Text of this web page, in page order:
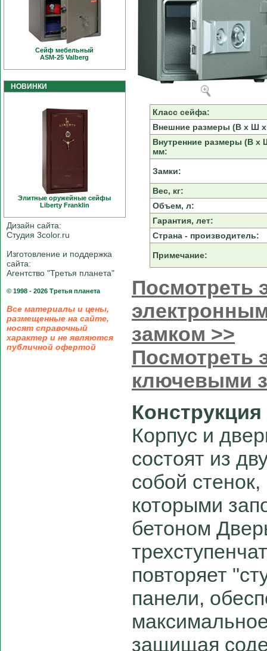
Сейф мебельный
ASM-25 Valberg
НОВИНКИ
Элитные оружейные сейфы
Liberty Franklin
Дизайн сайта:
Студия 3color.ru
Изготовление и поддержка
сайта:
Агентство "Третья планета"
© 1998 - 2026 Третья планета
Все материалы и цены,
размещенные на сайте,
носят справочный
характер и не являются
публичной офертой
Класс сейфа:
Внешние размеры (В х Ш
Внутренние размеры (В х
мм:
Замки:
Вес, кг:
Объем, л:
Гарантия, лет:
Страна - производитель:
Примечание:
Посмотреть
замком >>
Посмотреть
ключевыми
Конструкция
Корпус и
состоят из
собой
которыми
бетоном
повторяет
панели,
защищая